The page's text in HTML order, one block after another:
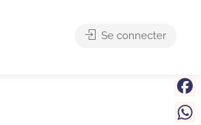
Se connecter